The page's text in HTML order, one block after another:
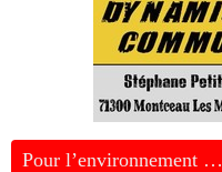
Pour l’environnement …